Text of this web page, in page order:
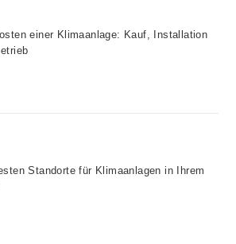
einer Klimaanlage: Kauf, Installation
Standorte für Klimaanlagen in Ihrem